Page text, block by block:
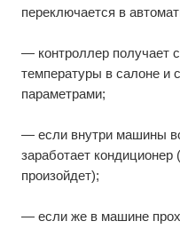
переключается в
— контроллер получает
температуры в салоне и
параметрами;
— если внутри машины
заработает
произойдет);
— если же в машине